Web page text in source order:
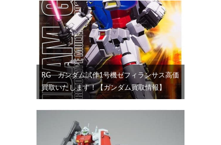
RG ガンダム試作1号機ゼフィランサス高価
買取いたします！【ガンダム買取情報】